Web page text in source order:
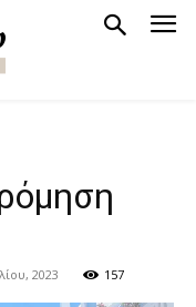
2023 157